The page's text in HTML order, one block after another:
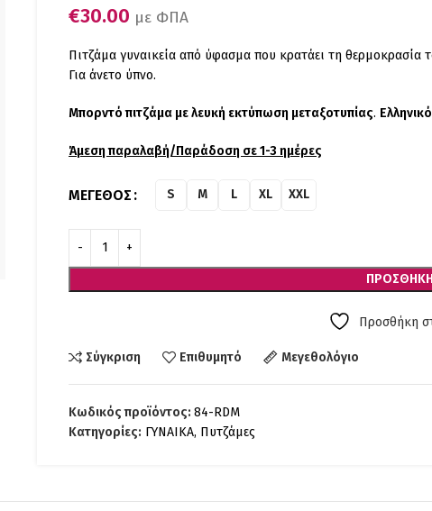
€30.00 με ΦΠΑ
Πιτζάμα γυναικεία από ύφασμα που κρατάει τη θερμοκρασία
Για άνετο ύπνο.
Μπορντό πιτζάμα με λευκή εκτύπωση μεταξοτυπίας.
Άμεση παραλαβή/Παράδοση σε 1-3 ημέρες
ΜΈΓΕΘΟΣ S M L XL XXL
Προσθήκη
Σύγκριση Επιθυμητό Μεγεθολόγιο
Κωδικός προϊόντος: 84-RDM
Κατηγορίες: ΓΥΝΑΙΚΑ, Πυτζάμες